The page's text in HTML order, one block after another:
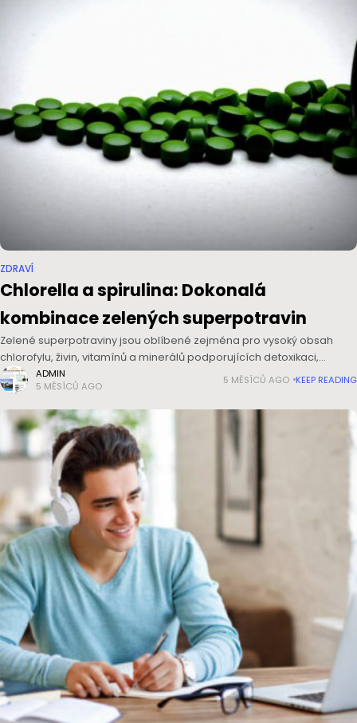
ZDRAVÍ
Chlorella a spirulina: Dokonalá
kombinace zelených superpotravin
Zelené superpotraviny jsou oblíbené zejména pro vysoký obsah
chlorofylu, živin, vitamínů a minerálů podporujících detoxikaci,
energii a imunitu. Vsaďte na přírodní produkty s osvědčenou
kombinací chlorelly a spiruliny, které se svými účinky
ADMIN
5 MĚSÍCŮ AGO
5 MĚSÍCŮ AGO KEEP READING